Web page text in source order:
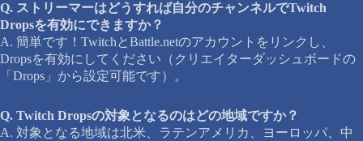
Q. ストリーマーはどうすれば自分のチャンネルでTwitch
Dropsを有効にできますか？
A. 簡単です！TwitchとBattle.netのアカウントをリンクし、
Dropsを有効にしてください（クリエイターダッシュボードの
「Drops」から設定可能です）。
Q. Twitch Dropsの対象となるのはどの地域ですか？
A. 対象となる地域は北米、ラテンアメリカ、ヨーロッパ、中